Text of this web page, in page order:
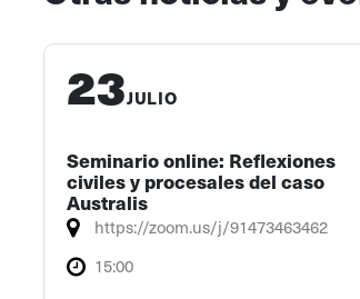
23JULIO
Seminario online: Reflexiones
civiles y procesales del caso
Australis
https://zoom.us/j/91473463462
15:00